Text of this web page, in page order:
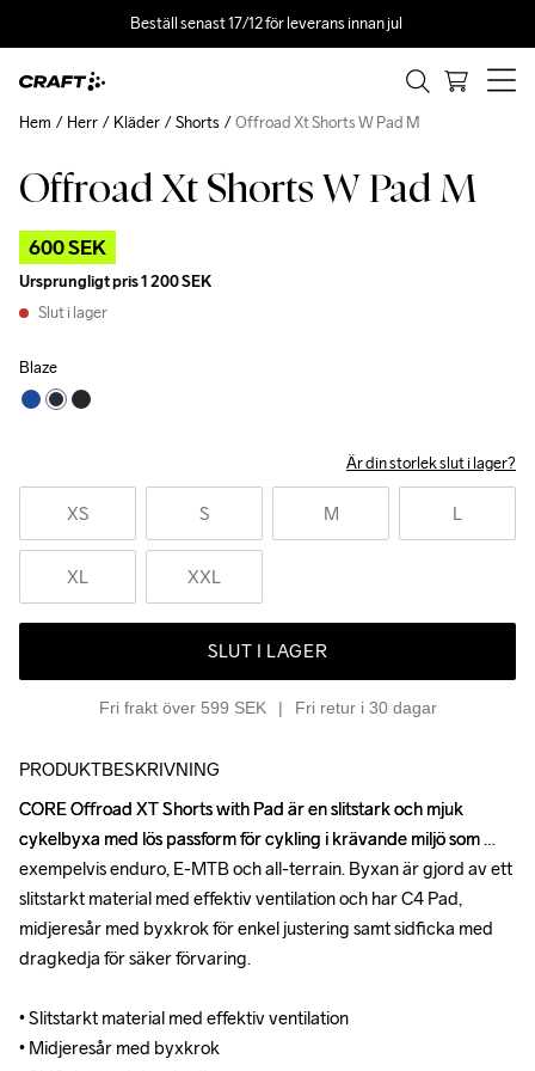
Beställ senast 17/12 för leverans innan jul
Offroad Xt Shorts W Pad M
600 SEK
Ursprungligt pris1 200 SEK
Slut i lager
Blaze
Är din storlek slut i lager?
XS S M L
XL XXL
SLUT I LAGER
Fri frakt över 599 SEK Fri retur i 30 dagar
Hem Herr Kläder Shorts Offroad Xt Shorts W Pad M
Outlet
PRODUKTBESKRIVNING
CORE Offroad XT Shorts with Pad är en slitstark och mjuk
cykelbyxa med lös passform för cykling i krävande miljö som
exempelvis enduro, E-MTB och all-terrain. Byxan är gjord av ett
slitstarkt material med effektiv ventilation och har C4 Pad,
midjeresår med byxkrok för enkel justering samt sidficka med
dragkedja för säker förvaring.
• Slitstarkt material med effektiv ventilation
• Midjeresår med byxkrok
CORE Offroad XT Shorts with Pad är en slitstark och mjuk
cykelbyxa med lös passform för cykling i krävande miljö som
exempelvis enduro, E-MTB och all-terrain. Byxan är gjord av ett
slitstarkt material med effektiv ventilation och har C4 Pad,
midjeresår med byxkrok för enkel justering samt sidficka med
dragkedja för säker förvaring.
• Slitstarkt material med effektiv ventilation
• Midjeresår med byxkrok